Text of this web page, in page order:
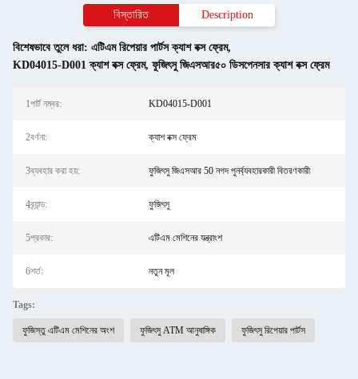
বিস্তারিত Description
বিশেষভাবে তুলে ধরা: এটিএম রিপেয়ার পার্টস ক্যাশ বক্স ফ্রেম,
KD04015-D001 ক্যাশ বক্স ফ্রেম, ফুজিৎসু জিএসআর৫০ ডিসপেনসার ক্যাশ বক্স ফ্রেম
1পার্ট নম্বর: KD04015-D001
2বর্ণনা: ক্যাশ বক্স ফ্রেম
3ব্যবহার করা হয়: ফুজিৎসু জিএসআর 50 নগদ পুনর্ব্যবহারকারী বিতরণকারী
4ব্র্যান্ড: ফুজিৎসু
5প্রকার: এটিএম মেশিনের যন্ত্রাংশ
6শর্ত: নতুন মূল
Tags:
ফুজিস্তু এটিএম মেশিনের অংশ ফুজিৎসু ATM আনুষাঙ্গিক ফুজিৎসু রিপেয়ার পার্টস